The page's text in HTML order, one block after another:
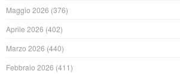
Maggio 2026 (376)
Aprile 2026 (402)
Marzo 2026 (440)
Febbraio 2026 (411)